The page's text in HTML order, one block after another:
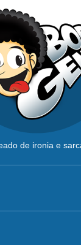
de ironia e